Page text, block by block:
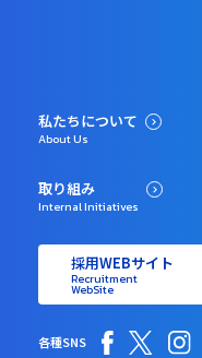
私たちについて
About Us
取り組み
Internal Initiatives
採用WEBサイト
Recruitment
WebSite
各種SNS